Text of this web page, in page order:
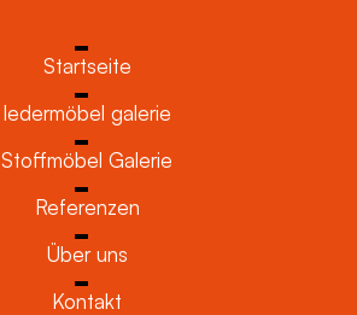
Startseite
ledermöbel galerie
Stoffmöbel Galerie
Referenzen
Über uns
Kontakt